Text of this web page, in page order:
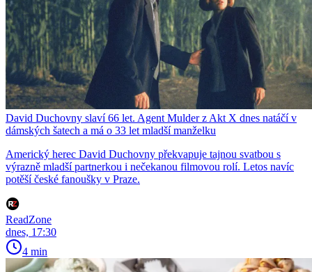
David Duchovny slaví 66 let. Agent Mulder z Akt X dnes natáčí v
dámských šatech a má o 33 let mladší manželku
Americký herec David Duchovny překvapuje tajnou svatbou s
výrazně mladší partnerkou i nečekanou filmovou rolí. Letos navíc
potěší české fanoušky v Praze.
ReadZone
dnes, 17:30
4 min